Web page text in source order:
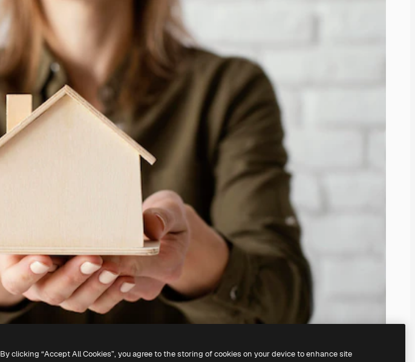
By clicking “Accept All Cookies”, you agree to the storing of cookies on your device to enhance site